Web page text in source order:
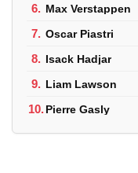
6. Max Verstappen
7. Oscar Piastri
8. Isack Hadjar
9. Liam Lawson
10.Pierre Gasly